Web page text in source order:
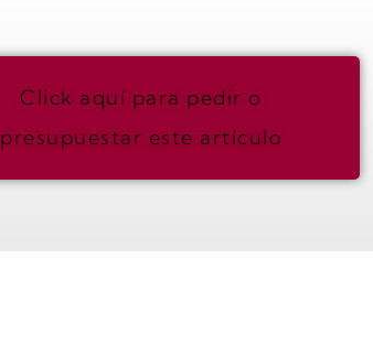
Click aquí para pedir o
presupuestar este artículo